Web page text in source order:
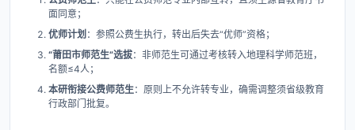
面同意；
优师计划 ：参照公费生执行，转出后失去“优师”资格；
“莆田市师范生”选拔：非师范生可通过考核转入地理科学师范班，
名额≤4人；
本研衔接公费师范生：原则上不允许转专业，确需调整须省级教育
行政部门批复。